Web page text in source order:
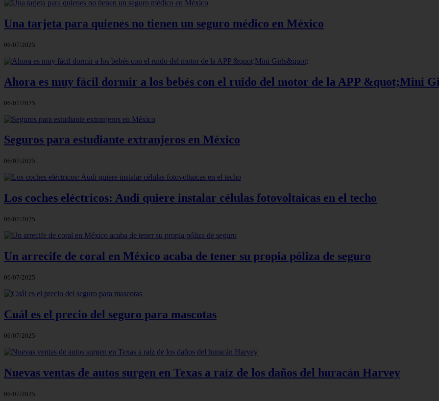
Una tarjeta para quienes no tienen un seguro médico en México
06/07/2025
Ahora es muy fácil dormir a los bebés con el ruido del motor de la APP &quot;Mini
06/07/2025
Seguros para estudiante extranjeros en México
06/07/2025
Los coches eléctricos: Audi quiere instalar células fotovoltaicas en el techo
06/07/2025
Un arrecife de coral en México acaba de tener su propia póliza de seguro
06/07/2025
Cuál es el precio del seguro para mascotas
06/07/2025
Nuevas ventas de autos surgen en Texas a raíz de los daños del huracán Harvey
06/07/2025